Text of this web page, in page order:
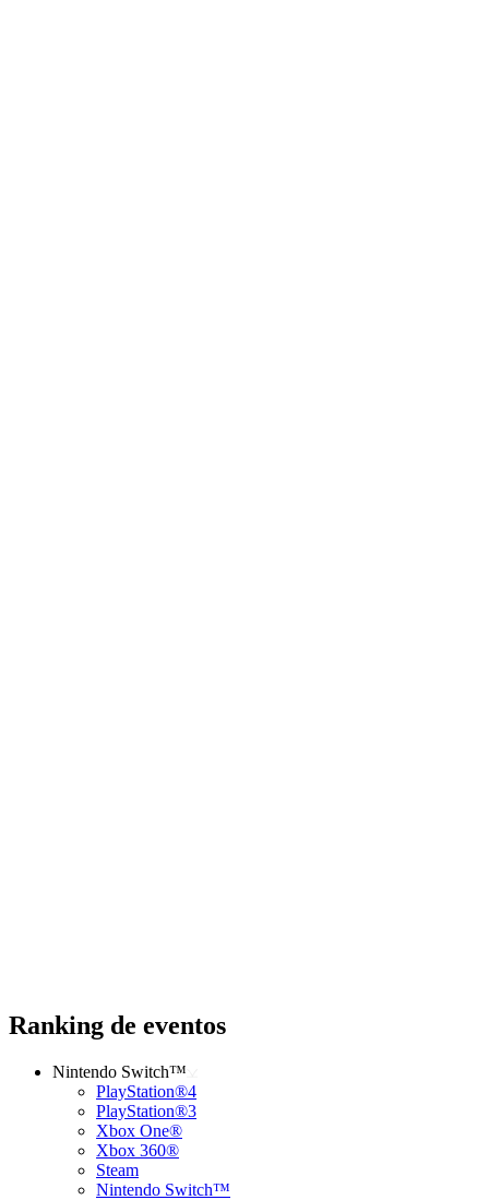
Ranking de eventos
Nintendo Switch™
PlayStation®4
PlayStation®3
Xbox One®
Xbox 360®
Steam
Nintendo Switch™